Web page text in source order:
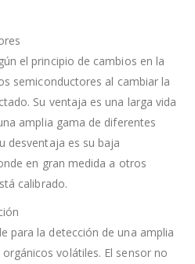
el principio de cambios en la
semiconductores al cambiar la
Su ventaja es una larga vida
amplia gama de diferentes
desventaja es su baja
en gran medida a otros
calibrado.
para la detección de una amplia
volátiles. El sensor no